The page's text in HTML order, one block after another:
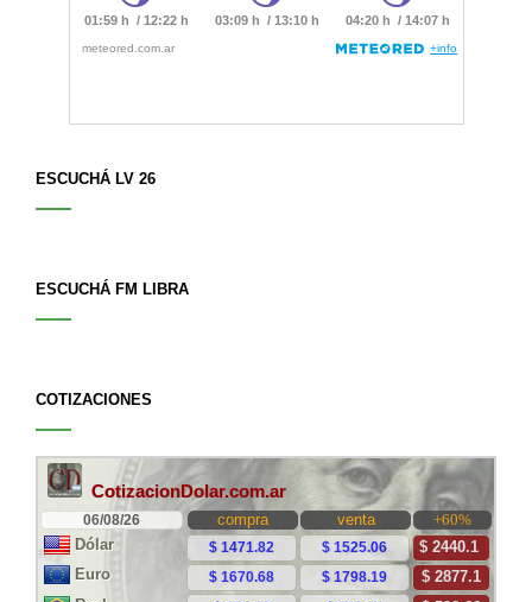
ESCUCHÁ LV 26
ESCUCHÁ FM LIBRA
COTIZACIONES